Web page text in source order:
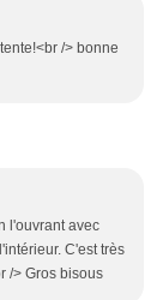
/> bonne
l'ouvrant avec
C'est très
/> Gros bisous